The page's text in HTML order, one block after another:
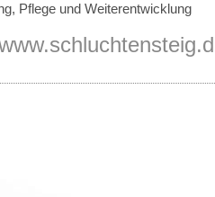
Pflege und Weiterentwicklung